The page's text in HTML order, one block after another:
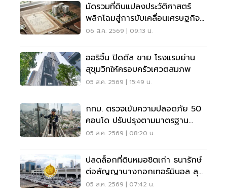
มัดรวมที่ดินแปลงประวัติศาสตร์
พลิกโฉมสู่การขับเคลื่อนเศรษฐกิจ
เมือง
06 ส.ค. 2569 | 09:13 น.
ออริจิ้น ปิดดีล ขาย โรงแรมย่าน
สุขุมวิทให้ครอบครัวเศวตสมภพ
05 ส.ค. 2569 | 15:49 น.
กทม. ตรวจเข้มความปลอดภัย 50
คอนโด ปรับปรุงตามมาตรฐาน
เคร่งครัด
05 ส.ค. 2569 | 08:20 น.
ปลดล็อกที่ดินหมอชิตเก่า ธนารักษ์
ต่อสัญญาบางกอกเทอร์มินอล ลุย
บิ๊กโปรเจ็กต์
05 ส.ค. 2569 | 07:42 น.